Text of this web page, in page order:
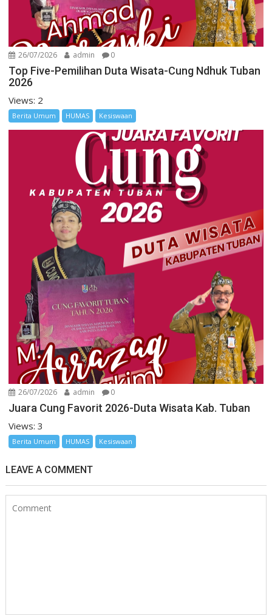
26/07/2026 admin 0
Top Five-Pemilihan Duta Wisata-Cung Ndhuk Tuban
2026
Views: 2
Berita Umum HUMAS Kesiswaan
26/07/2026 admin 0
Juara Cung Favorit 2026-Duta Wisata Kab. Tuban
Views: 3
Berita Umum HUMAS Kesiswaan
LEAVE A COMMENT